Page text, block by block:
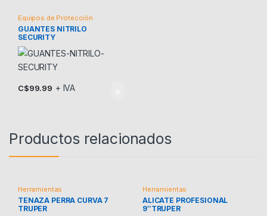
Equipos de Protección
GUANTES NITRILO
SECURITY
C$99.99 + IVA
Productos relacionados
Herramientas
TENAZA PERRA CURVA 7
TRUPER
Herramientas
ALICATE PROFESIONAL
9″TRUPER